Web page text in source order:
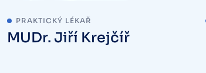
PRAKTICKÝ LÉKAŘ
MUDr. Jiří Krejčíř